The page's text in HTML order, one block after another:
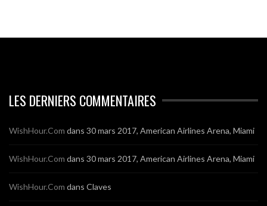
LES DERNIERS COMMENTAIRES
WishHour.Com dans 30 mars 2017, American Airlines Arena, Miami
WishHour.Com dans 30 mars 2017, American Airlines Arena, Miami
WishHour.Com dans Claves